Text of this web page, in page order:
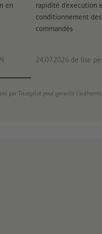
en
rapidité d'execution
conditionnement
commandés
24.07.2026 de lise
par Trustpilot pour garantir